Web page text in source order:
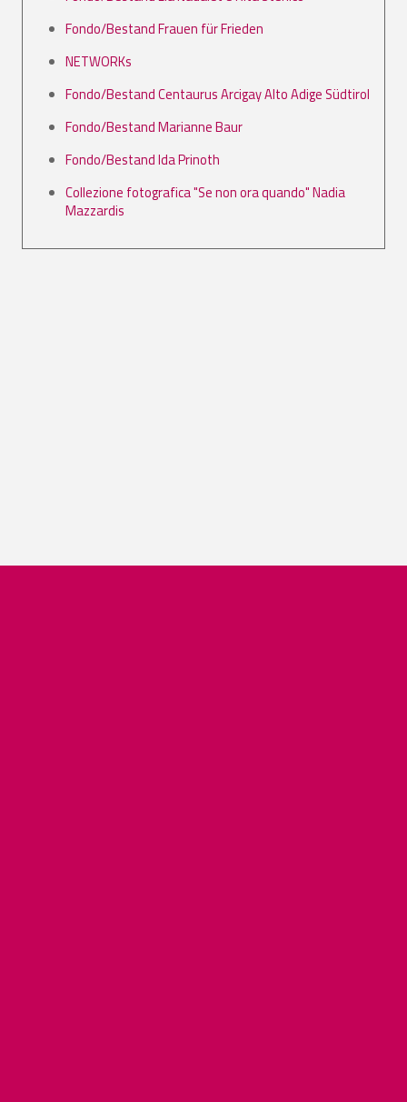
Fondo/Bestand Frauen für Frieden
NETWORKs
Fondo/Bestand Centaurus Arcigay Alto Adige Südtirol
Fondo/Bestand Marianne Baur
Fondo/Bestand Ida Prinoth
Collezione fotografica "Se non ora quando" Nadia
Mazzardis